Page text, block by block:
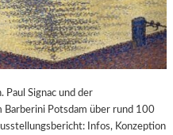
Paul Signac und der
Barberini Potsdam über rund 100
Infos, Konzeption